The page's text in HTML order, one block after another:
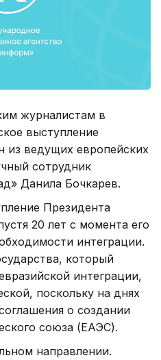
журналистам в
выступление
из ведущих европейских
сотрудник
Данила Бочкарев.
Президента
20 лет с момента его
интеграции.
который
интеграции,
поскольку на днях
о создании
союза (ЕАЭС).
направлении.